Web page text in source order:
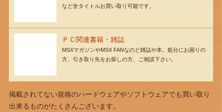
など全タイトルお買い取り可能です。
ＰＣ関連書籍・雑誌
MSXマガジンやMSX FANなのど雑誌や本。処分にお困りの
方、引き取り先をお探しの方、ご相談下さい。
掲載されてない規格のハードウェアやソフトウェアでも買い取り
出来るものがたくさんございます。